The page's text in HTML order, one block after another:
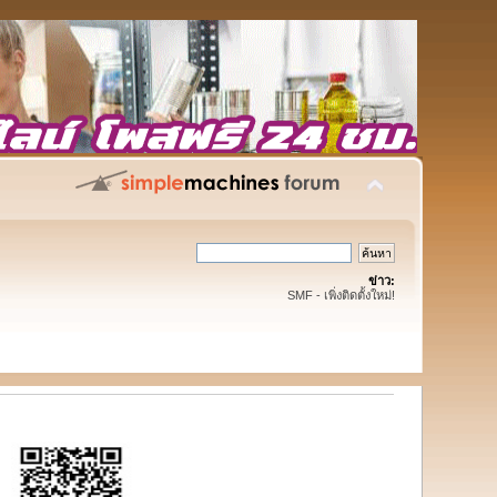
ข่าว:
SMF - เพิ่งติดตั้งใหม่!